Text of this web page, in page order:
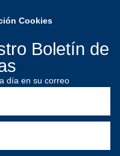
Cookies
Boletín de
día en su correo